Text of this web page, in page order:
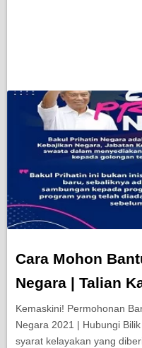
Cara Mohon
Negara | Talian
Kemaskini! Permohonan
Negara 2021 | Hubungi
syarat kelayakan yang